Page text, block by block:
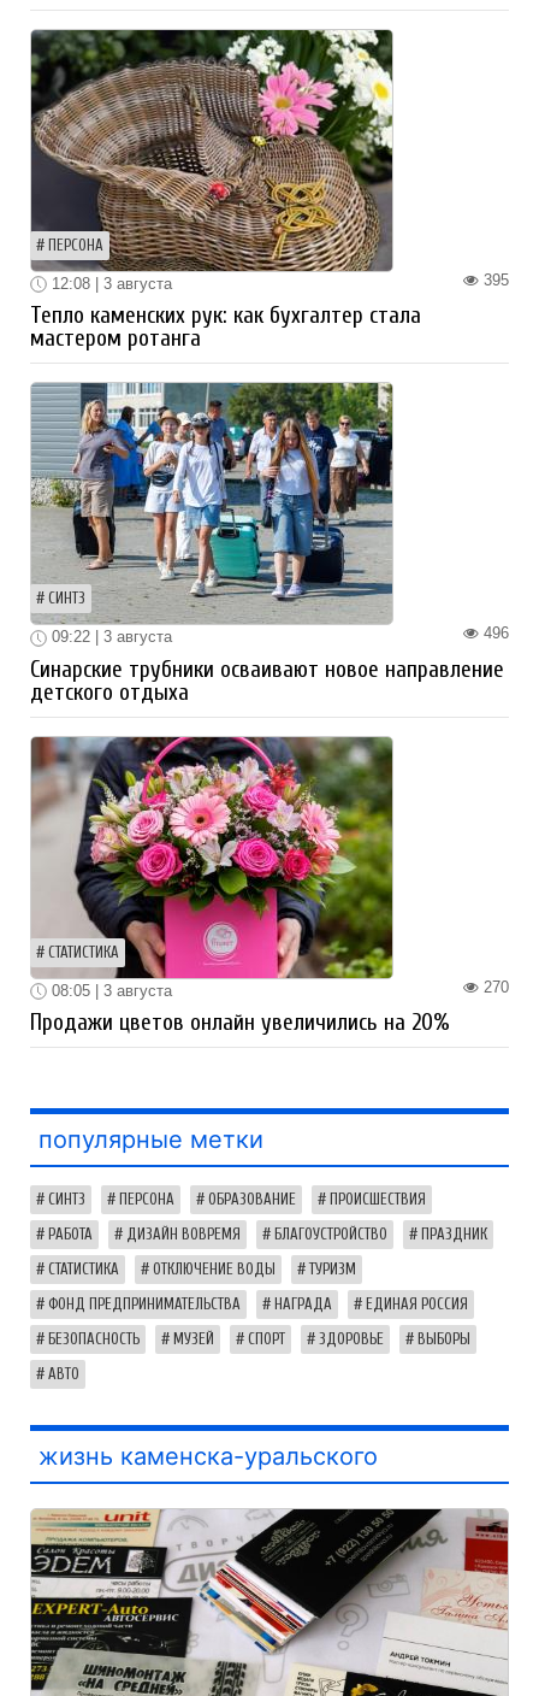
ПЕРСОНА
395
12:08 | 3 августа
Тепло каменских рук: как бухгалтер стала
мастером ротанга
СИНТЗ
496
09:22 | 3 августа
Синарские трубники осваивают новое направление
детского отдыха
СТАТИСТИКА
270
08:05 | 3 августа
Продажи цветов онлайн увеличились на 20%
популярные метки
СИНТЗ ПЕРСОНА ОБРАЗОВАНИЕ ПРОИСШЕСТВИЯ
РАБОТА ДИЗАЙН ВОВРЕМЯ БЛАГОУСТРОЙСТВО ПРАЗДНИК
СТАТИСТИКА ОТКЛЮЧЕНИЕ ВОДЫ ТУРИЗМ
ФОНД ПРЕДПРИНИМАТЕЛЬСТВА НАГРАДА ЕДИНАЯ РОССИЯ
БЕЗОПАСНОСТЬ МУЗЕЙ СПОРТ ЗДОРОВЬЕ ВЫБОРЫ
АВТО
жизнь каменска-уральского